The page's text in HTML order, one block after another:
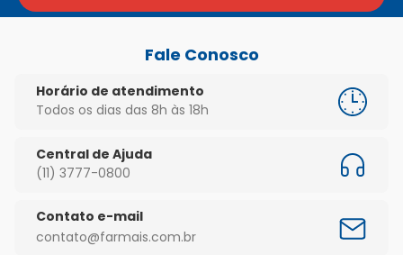
Fale Conosco
Horário de atendimento
Todos os dias das 8h às 18h
Central de Ajuda
(11) 3777-0800
Contato e-mail
contato@farmais.com.br